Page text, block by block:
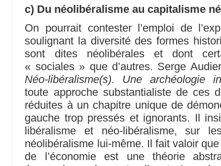
c) Du néolibéralisme au capitalisme
On pourrait contester l’emploi de
soulignant la diversité des formes
sont dites néolibérales et dont
« sociales » que d’autres. Serge
Néo-libéralisme(s). Une archéologie
toute approche substantialiste de ces
réduites à un chapitre unique de
gauche trop pressés et ignorants. Il
libéralisme et néo-libéralisme, sur
néolibéralisme lui-même. Il fait valoir
de l’économie est une théorie